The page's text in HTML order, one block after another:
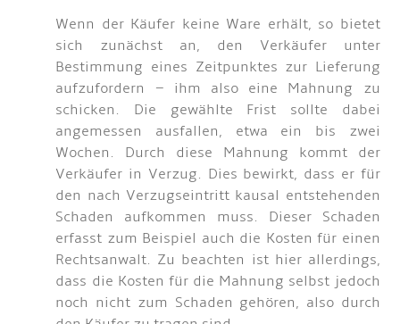
Wenn der Käufer keine Ware erhält, so bietet
sich zunächst an, den Verkäufer unter
Bestimmung eines Zeitpunktes zur Lieferung
aufzufordern – ihm also eine Mahnung zu
schicken. Die gewählte Frist sollte dabei
angemessen ausfallen, etwa ein bis zwei
Wochen. Durch diese Mahnung kommt der
Verkäufer in Verzug. Dies bewirkt, dass er für
den nach Verzugseintritt kausal entstehenden
Schaden aufkommen muss. Dieser Schaden
erfasst zum Beispiel auch die Kosten für einen
Rechtsanwalt. Zu beachten ist hier allerdings,
dass die Kosten für die Mahnung selbst jedoch
noch nicht zum Schaden gehören, also durch